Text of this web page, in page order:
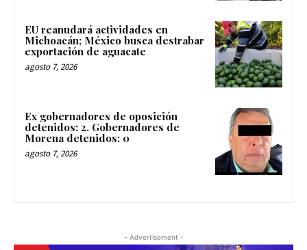
EU reanudará actividades en
Michoacán; México busca destrabar
exportación de aguacate
agosto 7, 2026
Ex gobernadores de oposición
detenidos: 2. Gobernadores de
Morena detenidos: 0
agosto 7, 2026
- Advertisement -